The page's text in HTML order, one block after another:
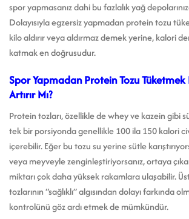
spor yapmasanız dahi bu fazlalık yağ
Dolayısıyla egzersiz yapmadan protein tozu
kilo aldırır veya aldırmaz demek yerine, kalori
katmak en doğrusudur.
Spor Yapmadan Protein Tozu Tüketmek
Artırır Mı?
Protein tozları, özellikle de whey ve kazein gibi
tek bir porsiyonda genellikle 100 ila 150 kalori
içerebilir. Eğer bu tozu su yerine sütle
veya meyveyle zenginleştiriyorsanız, ortaya
miktarı çok daha yüksek rakamlara ulaşabilir.
tozlarının “sağlıklı” algısından dolayı farkında
kontrolünü göz ardı etmek de mümkündür.